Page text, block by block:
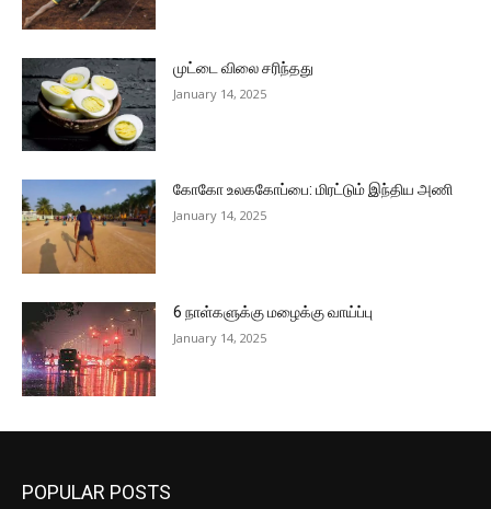
முட்டை விலை சரிந்தது
January 14, 2025
கோகோ உலககோப்பை: மிரட்டும் இந்திய அணி
January 14, 2025
6 நாள்களுக்கு மழைக்கு வாய்ப்பு
January 14, 2025
POPULAR POSTS